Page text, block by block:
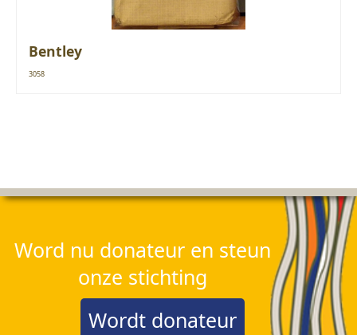
Bentley
3058
Word nu donateur en steun
onze stichting
Wordt donateur